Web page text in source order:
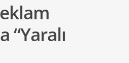
“Yaralı